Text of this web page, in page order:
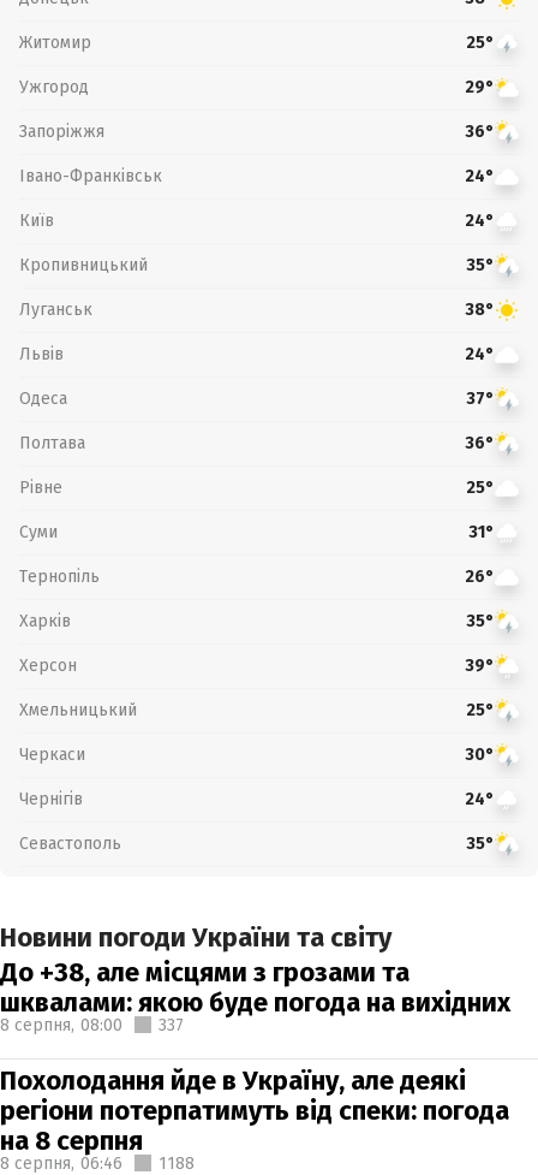
Житомир 25°
Ужгород 29°
Запоріжжя 36°
Івано-Франківськ 24°
Київ 24°
Кропивницький 35°
Луганськ 38°
Львів 24°
Одеса 37°
Полтава 36°
Рівне 25°
Суми 31°
Тернопіль 26°
Харків 35°
Херсон 39°
Хмельницький 25°
Черкаси 30°
Чернігів 24°
Севастополь 35°
Новини погоди України та світу
До +38, але місцями з грозами та
шквалами: якою буде погода на вихідних
8 серпня, 08:00 337
Похолодання йде в Україну, але деякі
регіони потерпатимуть від спеки: погода
на 8 серпня
8 серпня, 06:46 1188